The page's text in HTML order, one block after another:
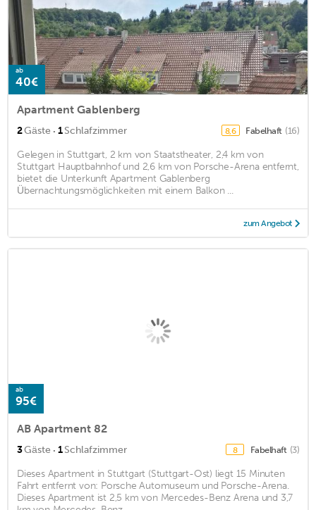
ab
40€
Apartment Gablenberg
2Gäste · 1Schlafzimmer 8,6 Fabelhaft (16)
Gelegen in Stuttgart, 2 km von Staatstheater, 2,4 km von
Stuttgart Hauptbahnhof und 2,6 km von Porsche-Arena entfernt,
bietet die Unterkunft Apartment Gablenberg
Übernachtungsmöglichkeiten mit einem Balkon ...
zum Angebot
ab
95€
AB Apartment 82
3Gäste · 1Schlafzimmer 8 Fabelhaft (3)
Dieses Apartment in Stuttgart (Stuttgart-Ost) liegt 15 Minuten
Fahrt entfernt von: Porsche Automuseum und Porsche-Arena.
Dieses Apartment ist 2,5 km von Mercedes-Benz Arena und 3,7